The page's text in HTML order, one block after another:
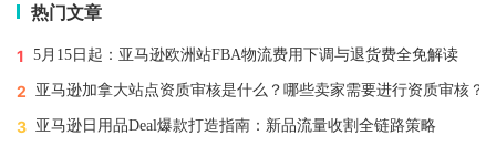
热门文章
1 5月15日起：亚马逊欧洲站FBA物流费用下调与退货费全免解读
2 亚马逊加拿大站点资质审核是什么？哪些卖家需要进行资质审核？
3 亚马逊日用品Deal爆款打造指南：新品流量收割全链路策略